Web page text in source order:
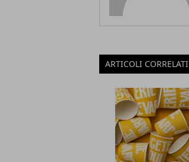
ARTICOLI CORRELATI